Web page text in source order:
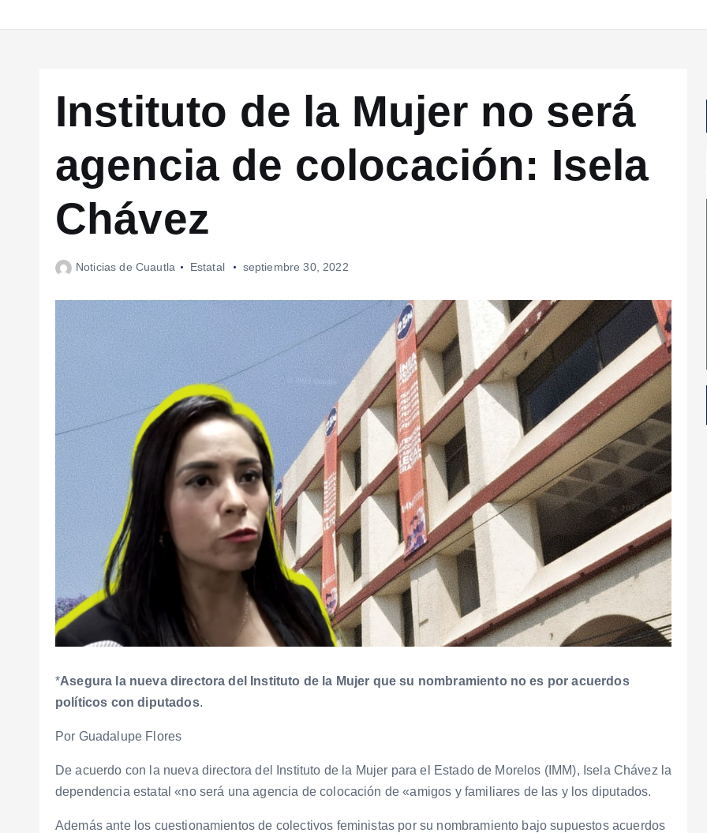
Instituto de la Mujer no será
agencia de colocación: Isela
Chávez
Noticias de Cuautla Estatal septiembre 30, 2022
*Asegura la nueva directora del Instituto de la Mujer que su nombramiento no es por acuerdos
políticos con diputados.
Por Guadalupe Flores
De acuerdo con la nueva directora del Instituto de la Mujer para el Estado de Morelos (IMM), Isela Chávez la
dependencia estatal «no será una agencia de colocación de «amigos y familiares de las y los diputados.
Además ante los cuestionamientos de colectivos feministas por su nombramiento bajo supuestos acuerdos